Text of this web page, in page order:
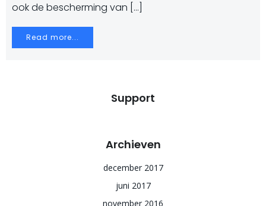
ook de bescherming van […]
Read more...
Support
Archieven
december 2017
juni 2017
november 2016